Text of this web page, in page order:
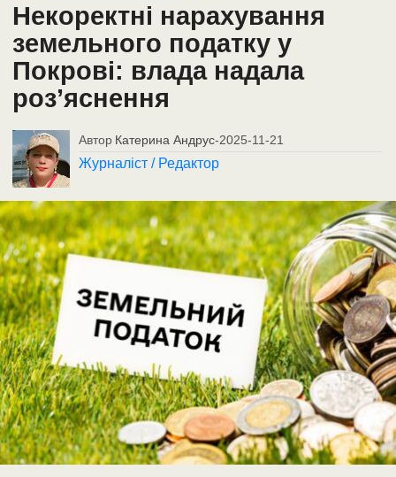
Некоректні нарахування
земельного податку у
Покрові: влада надала
роз’яснення
Автор Катерина Андрус-2025-11-21
Журналіст / Редактор